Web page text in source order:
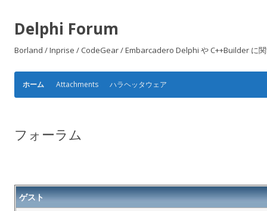
Delphi Forum
Borland / Inprise / CodeGear / Embarcadero Delphi や C++Builder に
ホーム Attachments ハラヘッタウェア
フォーラム
ゲスト